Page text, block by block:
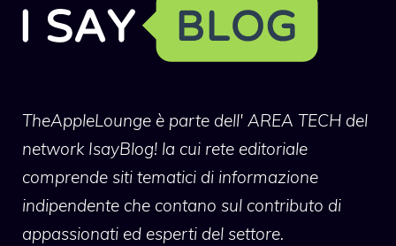
TheAppleLounge è parte dell' AREA TECH del
network IsayBlog! la cui rete editoriale
comprende siti tematici di informazione
indipendente che contano sul contributo di
appassionati ed esperti del settore.